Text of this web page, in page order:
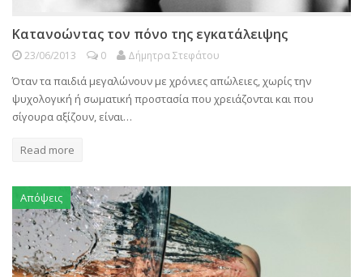
Κατανοώντας τον πόνο της εγκατάλειψης
23/06/2013 0 Δήμητρα Στεφάτου
Όταν τα παιδιά μεγαλώνουν με χρόνιες απώλειες, χωρίς την
ψυχολογική ή σωματική προστασία που χρειάζονται και που
σίγουρα αξίζουν, είναι…
Read more
Απόψεις